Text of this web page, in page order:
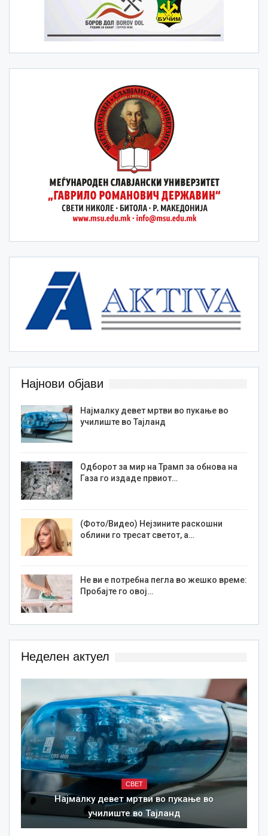
Најнови објави
Најмалку девет мртви во пукање во
училиште во Тајланд
Одборот за мир на Трамп за обнова на
Газа го издаде првиот…
(Фото/Видео) Нејзините раскошни
облини го тресат светот, а…
Не ви е потребна пегла во жешко време:
Пробајте го овој…
Неделен актуел
СВЕТ
Најмалку девет мртви во пукање во
училиште во Тајланд